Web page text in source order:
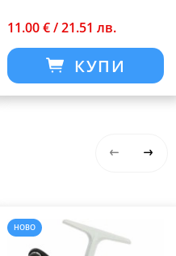
11.00 € / 21.51 лв.
КУПИ
НОВО